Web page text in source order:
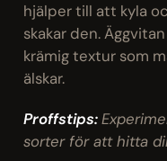
hjälper till att kyla
skakar den.
krämig textur som
älskar.
Proffstips:
sorter för att hitta